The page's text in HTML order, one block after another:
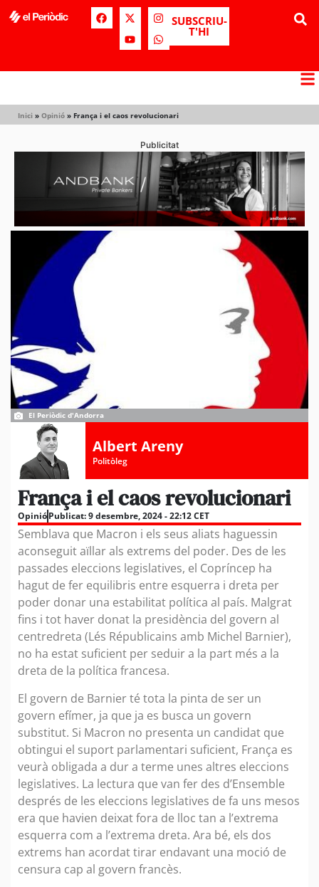
SUBSCRIU-
T'HI
Inici » Opinió » França i el caos revolucionari
Publicitat
El Periòdic d'Andorra
Albert Areny
Politòleg
França i el caos revolucionari
OpinióPublicat:9 desembre, 2024 - 22:12 CET
Semblava que Macron i els seus aliats haguessin
aconseguit aïllar als extrems del poder. Des de les
passades eleccions legislatives, el Copríncep ha
hagut de fer equilibris entre esquerra i dreta per
poder donar una estabilitat política al país. Malgrat
fins i tot haver donat la presidència del govern al
centredreta (Lés Républicains amb Michel Barnier),
no ha estat suficient per seduir a la part més a la
dreta de la política francesa.
El govern de Barnier té tota la pinta de ser un
govern efímer, ja que ja es busca un govern
substitut. Si Macron no presenta un candidat que
obtingui el suport parlamentari suficient, França es
veurà obligada a dur a terme unes altres eleccions
legislatives. La lectura que van fer des d’Ensemble
després de les eleccions legislatives de fa uns mesos
era que havien deixat fora de lloc tan a l’extrema
esquerra com a l’extrema dreta. Ara bé, els dos
extrems han acordat tirar endavant una moció de
censura cap al govern francès.